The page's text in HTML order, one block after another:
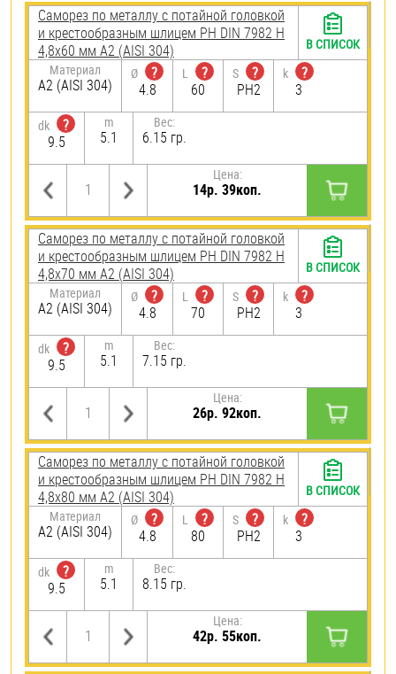
Саморез по металлу с потайной головкой
и крестообразным шлицем PH DIN 7982 H
4,8х60 мм А2 (AISI 304)
Материал
А2 (AISI 304)
Ø
?
4.8
L
?
60
S
?
PH2
k
?
3
dk
?
9.5
m
5.1
Вес:
6.15 гр.
Цена:
14р. 39коп.
В СПИСОК
Саморез по металлу с потайной головкой
и крестообразным шлицем PH DIN 7982 H
4,8х70 мм А2 (AISI 304)
Материал
А2 (AISI 304)
Ø
?
4.8
L
?
70
S
?
PH2
k
?
3
dk
?
9.5
m
5.1
Вес:
7.15 гр.
Цена:
26р. 92коп.
В СПИСОК
Саморез по металлу с потайной головкой
и крестообразным шлицем PH DIN 7982 H
4,8х80 мм А2 (AISI 304)
Материал
А2 (AISI 304)
Ø
?
4.8
L
?
80
S
?
PH2
k
?
3
dk
?
9.5
m
5.1
Вес:
8.15 гр.
Цена:
42р. 55коп.
В СПИСОК